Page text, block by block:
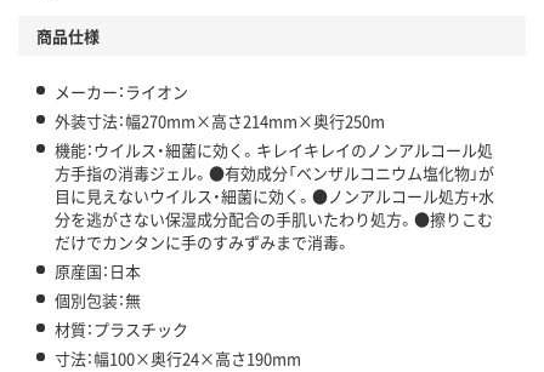
商品仕様
メーカー：ライオン
外装寸法：幅270mm×高さ214mm×奥行250m
機能：ウイルス・細菌に効く。キレイキレイのノンアルコール処
方手指の消毒ジェル。●有効成分「ベンザルコニウム塩化物」が
目に見えないウイルス・細菌に効く。●ノンアルコール処方+水
分を逃がさない保湿成分配合の手肌いたわり処方。●擦りこむ
だけでカンタンに手のすみずみまで消毒。
原産国：日本
個別包装：無
材質：プラスチック
寸法：幅100×奥行24×高さ190mm